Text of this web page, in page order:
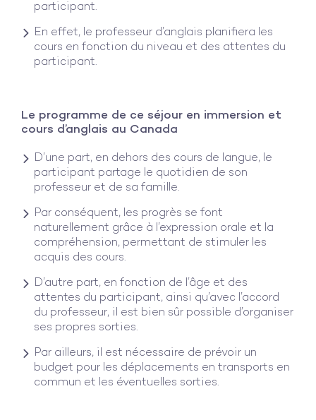
participant.
En effet, le professeur d’anglais planifiera les
cours en fonction du niveau et des attentes du
participant.
Le programme de ce séjour en immersion et
cours d’anglais au Canada
D’une part, en dehors des cours de langue, le
participant partage le quotidien de son
professeur et de sa famille.
Par conséquent, les progrès se font
naturellement grâce à l’expression orale et la
compréhension, permettant de stimuler les
acquis des cours.
D’autre part, en fonction de l’âge et des
attentes du participant, ainsi qu’avec l’accord
du professeur, il est bien sûr possible d’organiser
ses propres sorties.
Par ailleurs, il est nécessaire de prévoir un
budget pour les déplacements en transports en
commun et les éventuelles sorties.